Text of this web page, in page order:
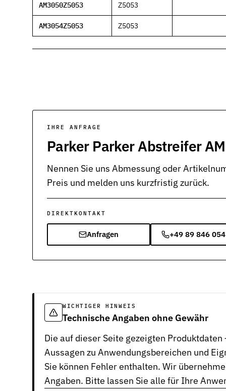
Richtlinien & Zulassungen
REACH, RoHS, PFAS, FDA, LkSG und weitere Richtlinien für
AM3050Z5053 Z5053
AM3054Z5053 Z5053
IHRE ANFRAGE
Parker Parker Abstreifer
Nennen Sie uns Abmessung oder
Preis und melden uns kurzfristig zurück.
DIREKTKONTAKT
Anfragen +49 89 846 054
WICHTIGER HINWEIS
Technische Angaben ohne Gewähr
Die auf dieser Seite gezeigten
Aussagen zu Anwendungsbereichen und
Sie können Fehler enthalten. Wir
Angaben. Bitte lassen Sie alle für Ihre